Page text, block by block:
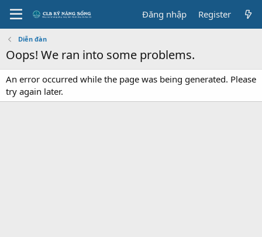
Đăng nhập Register
Diễn đàn
Oops! We ran into some problems.
An error occurred while the page was being generated. Please
try again later.